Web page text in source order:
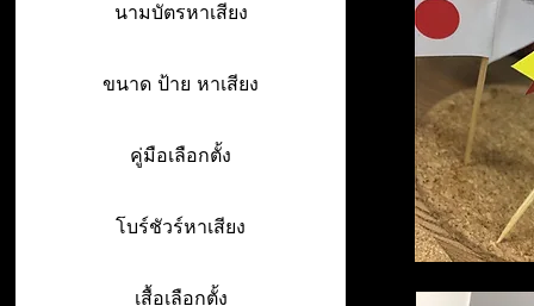
นามบัตรหาเสียง
ขนาด ป้าย หาเสียง
คู่มือเลือกตั้ง
โบร์ชัวร์หาเสียง
เสื้อเลือกตั้ง